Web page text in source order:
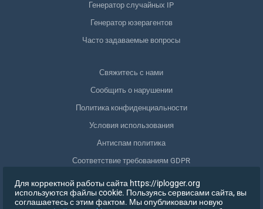
Генератор случайных IP
Генератор юзерагентов
Часто задаваемые вопросы
Свяжитесь с нами
Сообщить о нарушении
Политика конфиденциальности
Условия использования
Антиспам политика
Соответствие требованиям GDPR
Удалить мои данные
Отозвать согласие
Для корректной работы сайта https://iplogger.org
используются файлы cookie. Пользуясь сервисами сайта, вы
соглашаетесь с этим фактом. Мы опубликовали новую